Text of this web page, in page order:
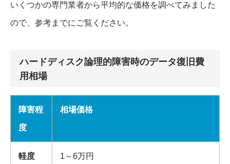
いくつかの専門業者から平均的な価格を調べてみました
ので、参考までにご覧ください。
ハードディスク論理的障害時のデータ復旧費
用相場
障害程
度
相場価格
軽度 1～6万円